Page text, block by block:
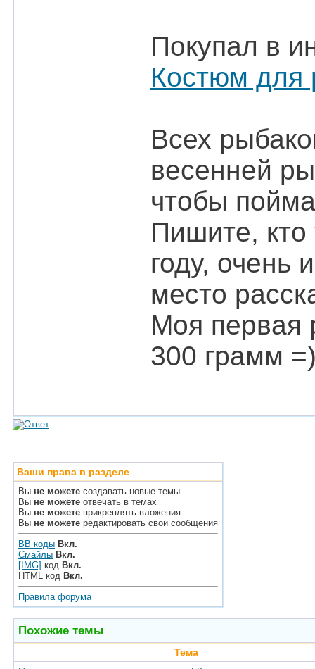
Покупал в
Костюм для
Всех
весенней
чтобы
Пишите, кто
году, очень
место
Моя первая
300 грамм
Ваши права в разделе
Вы не можете создавать новые темы
Вы не можете отвечать в темах
Вы не можете прикреплять вложения
Вы не можете редактировать свои сообщения
BB коды Вкл.
Смайлы Вкл.
[IMG] код Вкл.
HTML код Вкл.
Правила форума
Похожие темы
Тема